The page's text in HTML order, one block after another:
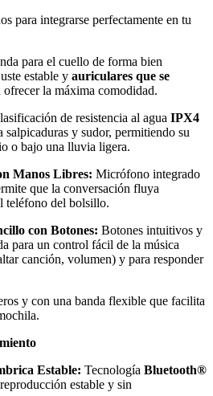
para integrarse perfectamente en tu
para el cuello de forma bien
estable y auriculares que se
ofrecer la máxima comodidad.
de resistencia al agua IPX4
salpicaduras y sudor, permitiendo su
o bajo una lluvia ligera.
Manos Libres: Micrófono integrado
que la conversación fluya
teléfono del bolsillo.
con Botones: Botones intuitivos y
para un control fácil de la música
canción, volumen) y para responder
y con una banda flexible que facilita
Estable: Tecnología Bluetooth®
estable y sin